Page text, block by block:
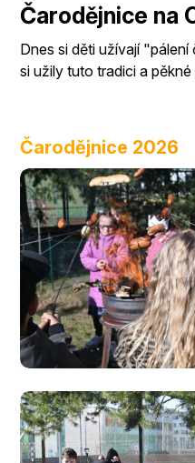
Čarodějnice na
Dnes si děti užívají
si užily tuto tradici a
Čarodějnice 2026